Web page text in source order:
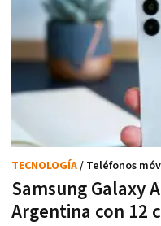
Samsung Galaxy
Argentina con 12
TECNOLOGÍA/ Teléfonos